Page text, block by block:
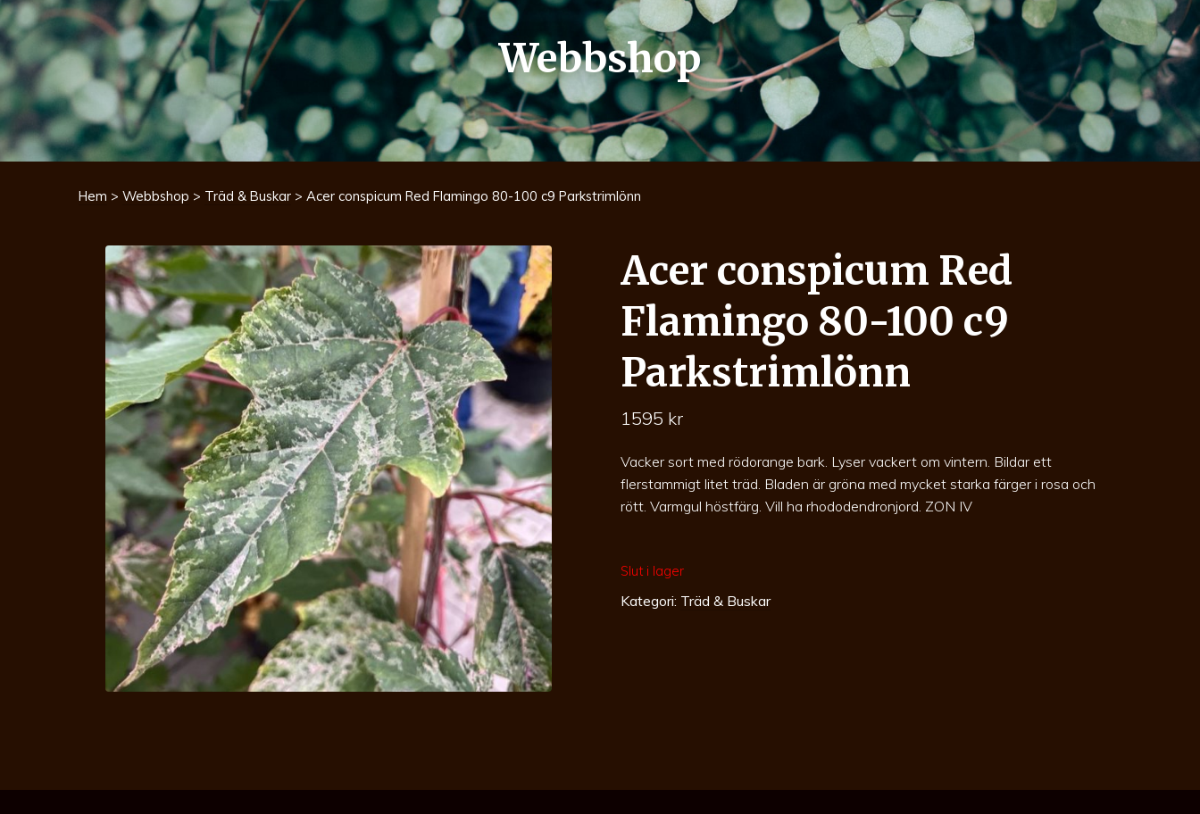
Webbshop
Hem > Webbshop > Träd & Buskar > Acer conspicum Red Flamingo 80-100 c9 Parkstrimlönn
Acer conspicum Red
Flamingo 80-100 c9
Parkstrimlönn
1595 kr
Vacker sort med rödorange bark. Lyser vackert om vintern. Bildar ett
flerstammigt litet träd. Bladen är gröna med mycket starka färger i rosa och
rött. Varmgul höstfärg. Vill ha rhododendronjord. ZON IV
Slut i lager
Kategori: Träd & Buskar